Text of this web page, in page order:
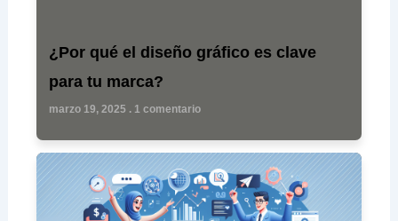
¿Por qué el diseño gráfico es clave
para tu marca?
marzo 19, 2025 1 comentario